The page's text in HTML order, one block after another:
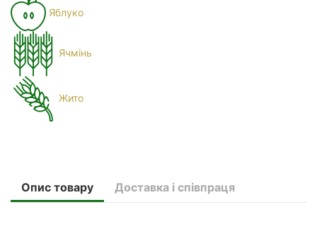
Яблуко
Ячмінь
Жито
Опис товару Доставка і співпраця